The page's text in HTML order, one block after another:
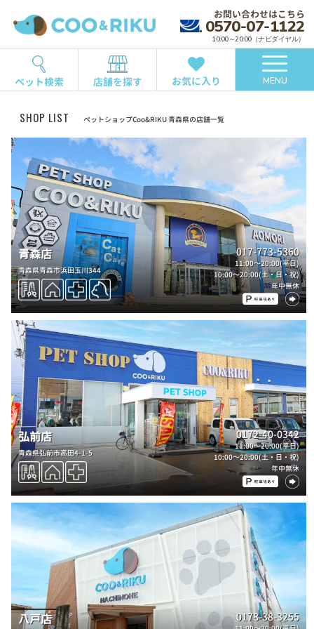
お問い合わせはこちら
0570-07-1122
10:00～20:00（ナビダイヤル）
ペット検索 店舗を探す お気に入り MENU
SHOP LIST ペットショップCoo&RIKU 青森県の店舗一覧
青森店
青森県青森市浜田玉川344
017-773-5360
11:00～20:00(平日)
10:00～20:00(土・日・祝)
年中無休
弘前店
青森県弘前市高田4-1-5
0172-40-0342
11:00～20:00(平日)
10:00～20:00(土・日・祝)
年中無休
八戸店 0178-38-3255